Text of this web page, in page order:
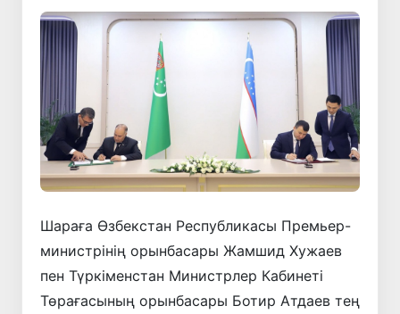
Шараға Өзбекстан Республикасы Премьер-
министрінің орынбасары Жамшид Хужаев
пен Түркіменстан Министрлер Кабинеті
Төрағасының орынбасары Ботир Атдаев тең